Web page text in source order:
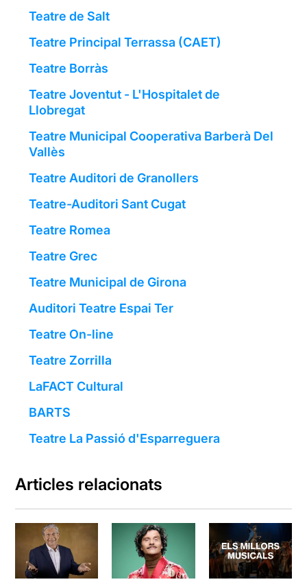
Teatre de Salt
Teatre Principal Terrassa (CAET)
Teatre Borràs
Teatre Joventut - L'Hospitalet de
Llobregat
Teatre Municipal Cooperativa Barberà Del
Vallès
Teatre Auditori de Granollers
Teatre-Auditori Sant Cugat
Teatre Romea
Teatre Grec
Teatre Municipal de Girona
Auditori Teatre Espai Ter
Teatre On-line
Teatre Zorrilla
LaFACT Cultural
BARTS
Teatre La Passió d'Esparreguera
Articles relacionats